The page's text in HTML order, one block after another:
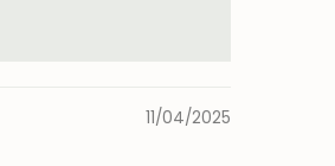
11/04/2025